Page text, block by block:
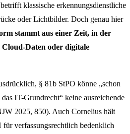
klassische erkennungsdienstliche
oder Lichtbilder. Doch genau hier
stammt aus einer Zeit, in der
Daten oder digitale
§ 81b StPO könne „schon
IT-Grundrecht“ keine ausreichende
2025, 850). Auch Cornelius hält
verfassungsrechtlich bedenklich